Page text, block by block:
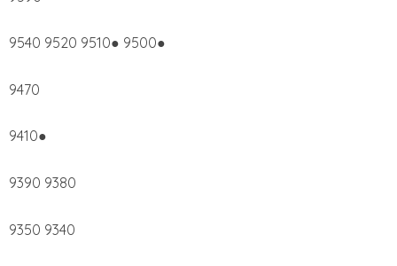
9540 9520 9510● 9500●
9470
9410●
9390 9380
9350 9340